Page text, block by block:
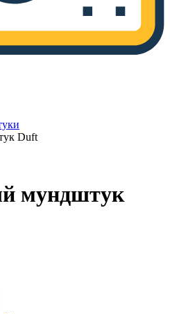
Duft
мундштук